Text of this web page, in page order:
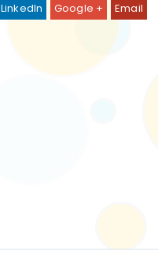
LinkedIn Google + Email